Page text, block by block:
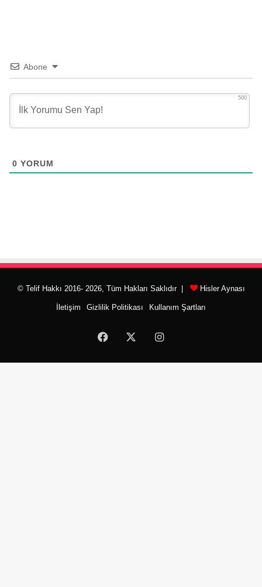
Abone
500
0 YORUM
© Telif Hakkı 2016- 2026, Tüm Hakları Saklıdır | Hisler Aynası
İletişim Gizlilik Politikası Kullanım Şartları
Facebook Instagram